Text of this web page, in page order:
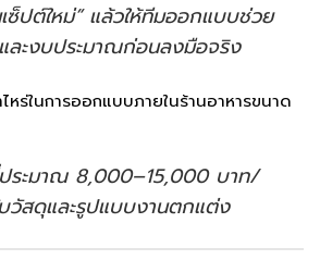
ซ็ปต์ใหม่” แล้วให้ทีมออกแบบช่วย
ละงบประมาณก่อนลงมือจริง
หร่ในการออกแบบภายในร้านอาหารขนาด
ระมาณ 8,000–15,000 บาท/
วัสดุและรูปแบบงานตกแต่ง